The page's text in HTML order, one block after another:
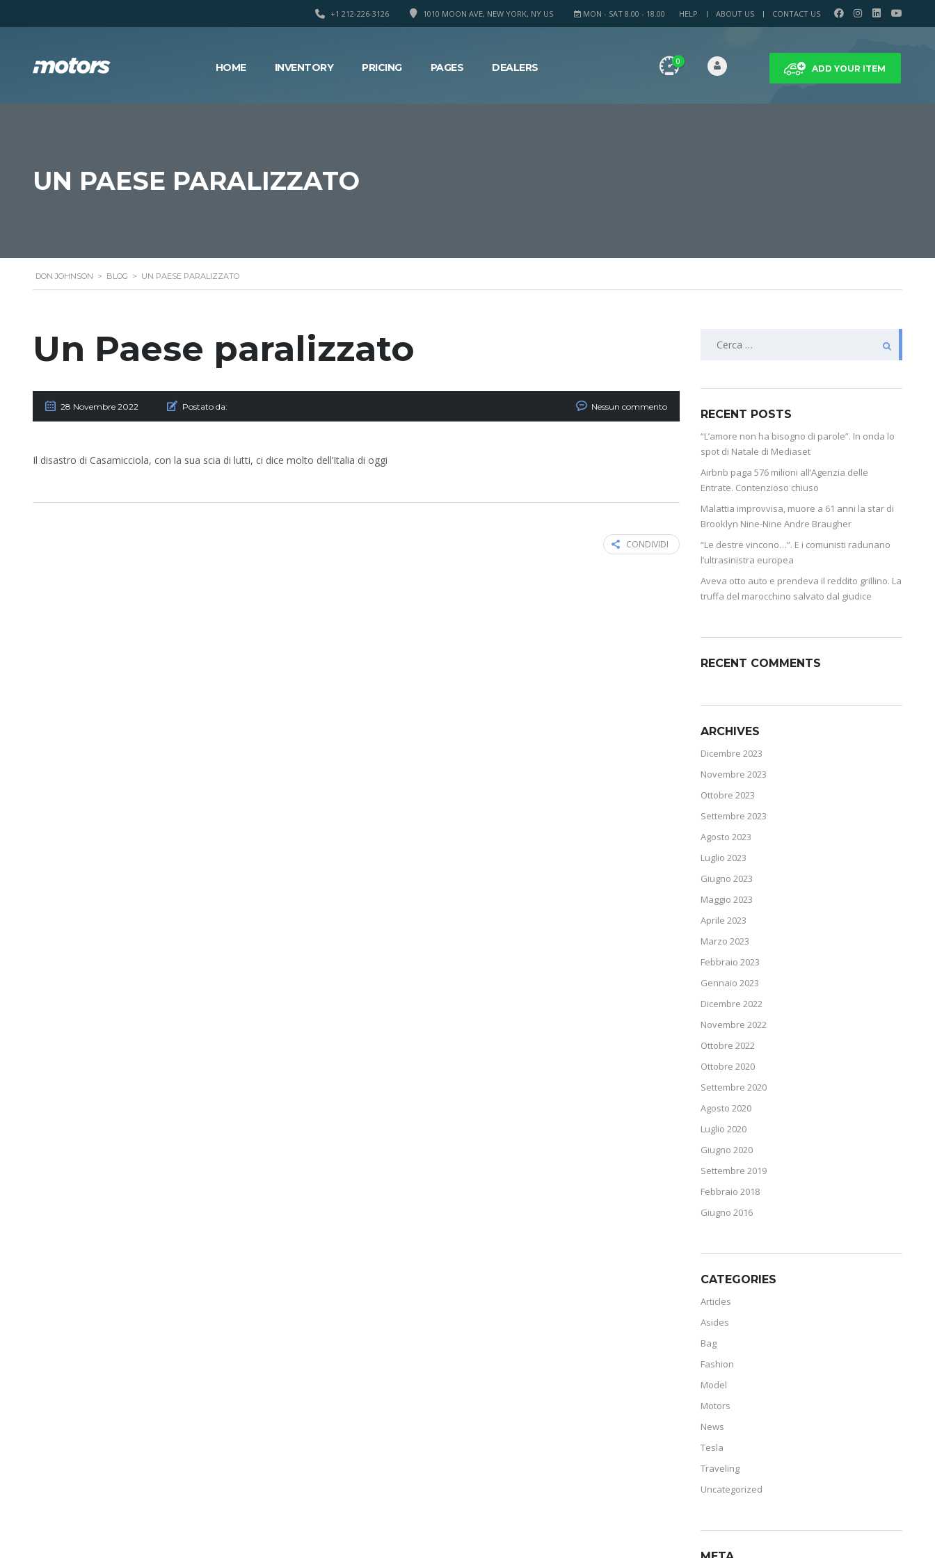
HELP ABOUT US CONTACT US
MON - SAT 8.00 - 18.00
1010 MOON AVE, NEW YORK, NY US
+1 212-226-3126
ADD YOUR ITEM
0
HOME INVENTORY PRICING PAGES DEALERS
UN PAESE PARALIZZATO
DON JOHNSON > BLOG > UN PAESE PARALIZZATO
Un Paese paralizzato
28 Novembre 2022 Postato da: Nessun commento
Il disastro di Casamicciola, con la sua scia di lutti, ci dice molto dell’Italia di oggi
CONDIVIDI
RECENT POSTS
“L’amore non ha bisogno di parole”. In onda lo
spot di Natale di Mediaset
Airbnb paga 576 milioni all’Agenzia delle
Entrate. Contenzioso chiuso
Malattia improvvisa, muore a 61 anni la star di
Brooklyn Nine-Nine Andre Braugher
“Le destre vincono…”. E i comunisti radunano
l’ultrasinistra europea
Aveva otto auto e prendeva il reddito grillino. La
truffa del marocchino salvato dal giudice
RECENT COMMENTS
ARCHIVES
Dicembre 2023
Novembre 2023
Ottobre 2023
Settembre 2023
Agosto 2023
Luglio 2023
Giugno 2023
Maggio 2023
Aprile 2023
Marzo 2023
Febbraio 2023
Gennaio 2023
Dicembre 2022
Novembre 2022
Ottobre 2022
Ottobre 2020
Settembre 2020
Agosto 2020
Luglio 2020
Giugno 2020
Settembre 2019
Febbraio 2018
Giugno 2016
CATEGORIES
Articles
Asides
Bag
Fashion
Model
Motors
News
Tesla
Traveling
Uncategorized